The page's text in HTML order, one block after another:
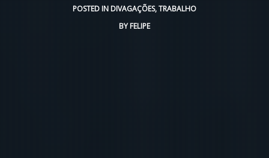
POSTED INDIVAGAÇÕES,TRABALHO
BYFELIPE